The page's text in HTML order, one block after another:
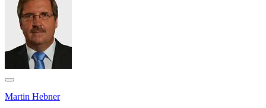
Martin Hebner